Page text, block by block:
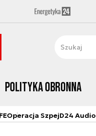
Polityka obronna
Operacja SzpejD24 Audio